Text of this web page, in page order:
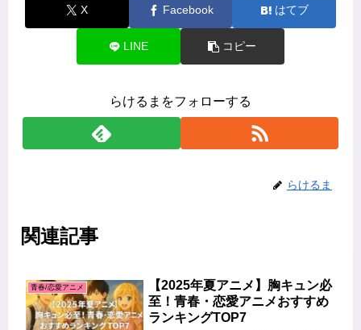
X Facebook はてブ
LINE コピー
らけるまをフォローする
らけるま
関連記事
青春/恋愛アニメ
【2025年夏アニメ】胸キュン必
至！青春・恋愛アニメおすすめ
ランキングTOP7